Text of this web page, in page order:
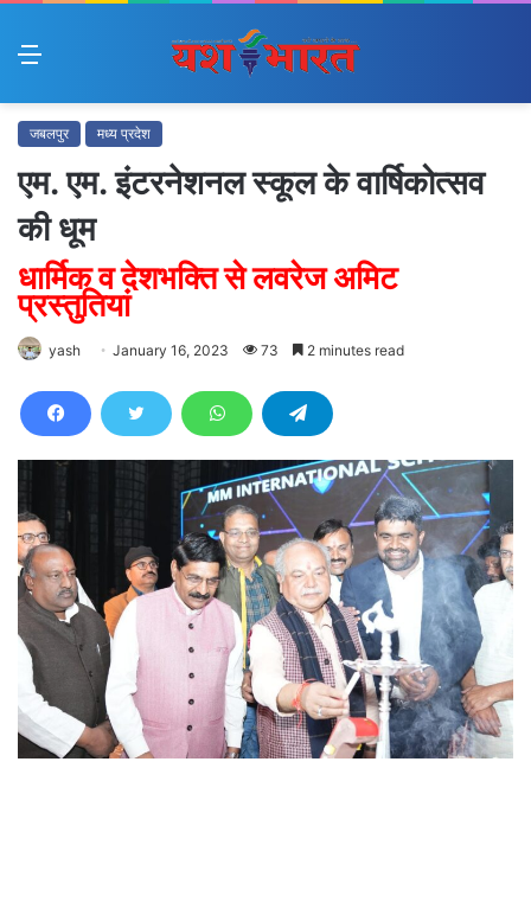
Menu
जबलपुर मध्य प्रदेश
एम. एम. इंटरनेशनल स्कूल के वार्षिकोत्सव
की धूम
धार्मिक व देशभक्ति से लवरेज अमिट
प्रस्तुतियां
yash January 16, 2023 73 2 minutes read